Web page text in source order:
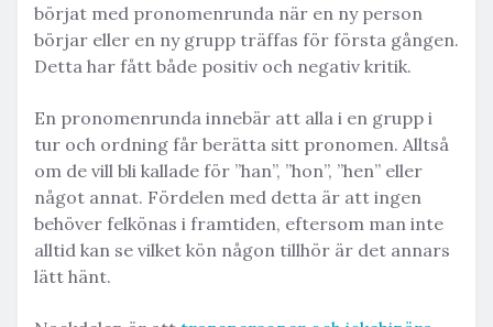
börjat med pronomenrunda när en ny person
börjar eller en ny grupp träffas för första gången.
Detta har fått både positiv och negativ kritik.
En pronomenrunda innebär att alla i en grupp i
tur och ordning får berätta sitt pronomen. Alltså
om de vill bli kallade för ”han”, ”hon”, ”hen” eller
något annat. Fördelen med detta är att ingen
behöver felkönas i framtiden, eftersom man inte
alltid kan se vilket kön någon tillhör är det annars
lätt hänt.